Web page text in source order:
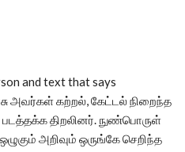
and text that says
அவர்கள் கற்றல், கேட்டல் நிறைந்த
திறலினர். நுண்பொருள்
அறிவும் ஒருங்கே செறிந்த